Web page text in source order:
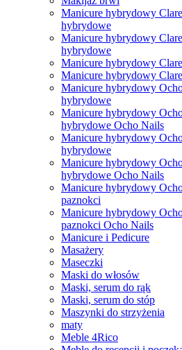
Manicure hybrydowy
hybrydowe
Manicure hybrydowy
hybrydowe
Manicure hybrydowy
Manicure hybrydowy
Manicure hybrydowy
hybrydowe
Manicure hybrydowy
hybrydowe Ocho Nails
Manicure hybrydowy
hybrydowe
Manicure hybrydowy
hybrydowe Ocho Nails
Manicure hybrydowy
paznokci
Manicure hybrydowy
paznokci Ocho Nails
Manicure i Pedicure
Masażery
Maseczki
Maski do włosów
Maski, serum do rąk
Maski, serum do stóp
Maszynki do strzyżenia
maty
Meble 4Rico